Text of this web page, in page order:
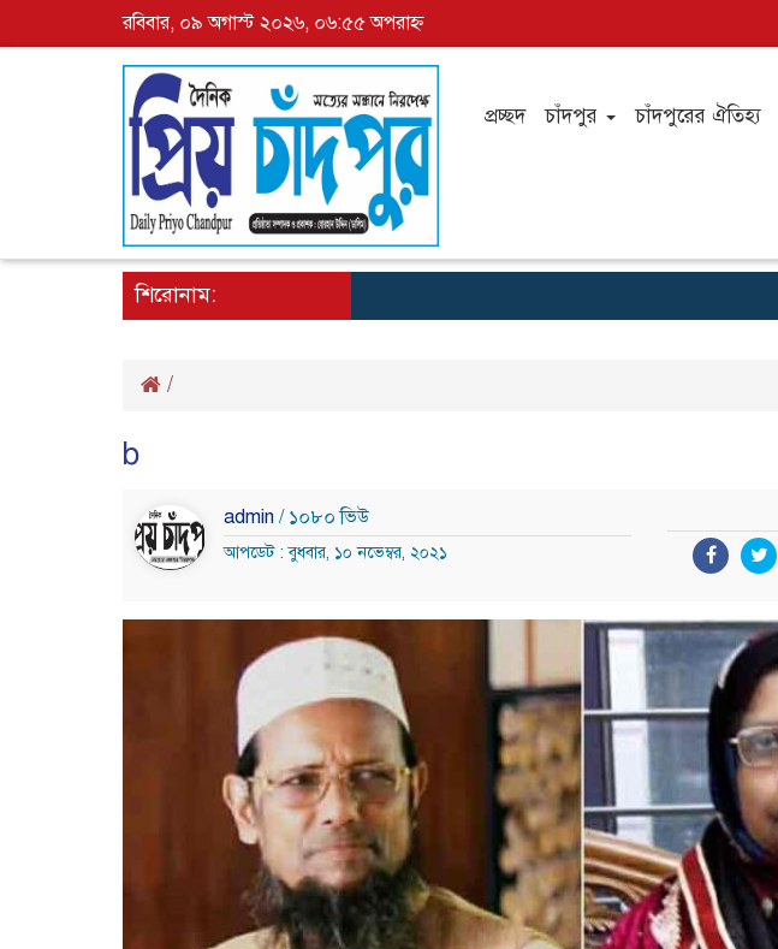
রবিবার, ০৯ অগাস্ট ২০২৬, ০৬:৫৫ অপরাহ্ন
প্রচ্ছদ চাঁদপুর চাঁদপুরের ঐতিহ্য
শিরোনাম:
/
b
admin / ১০৮০ ভিউ
আপডেট : বুধবার, ১০ নভেম্বর, ২০২১